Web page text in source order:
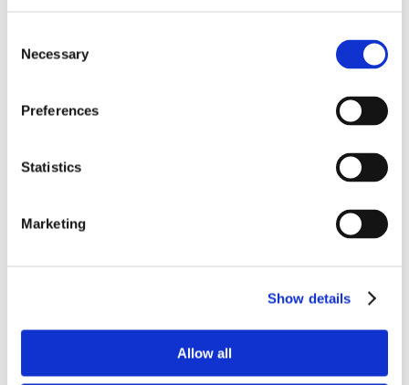
Selection
Necessary
Preferences
Statistics
Marketing
Show details
Allow all
體健康分數，其中包括第二型糖尿病風險分層評估。問卷
況。我們知道的資料越多，可以為您提供的幫助就越多。
測」，以 mmol/mol（每摩爾毫摩爾）為單位表示，自